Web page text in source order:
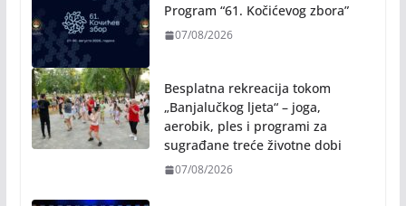
Program “61. Kočićevog zbora”
07/08/2026
Besplatna rekreacija tokom
„Banjalučkog ljeta“ – joga,
aerobik, ples i programi za
sugrađane treće životne dobi
07/08/2026